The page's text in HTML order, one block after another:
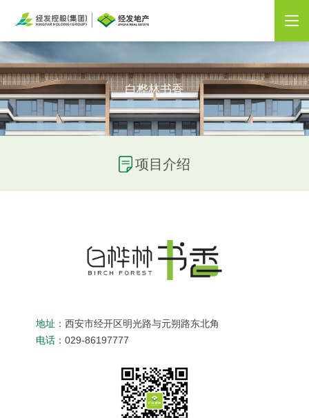
白桦林书香
项目介绍
地址：西安市经开区明光路与元朔路东北角
电话：029-86197777